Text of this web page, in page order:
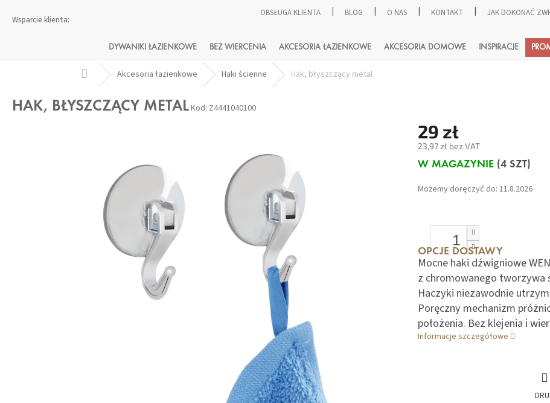
OBSŁUGA KLIENTA BLOG O NAS KONTAKT JAK DOKONAĆ
DYWANIKI ŁAZIENKOWE BEZ WIERCENIA AKCESORIA ŁAZIENKOWE AKCESORIA DOMOWE INSPIRACJE
Home Akcesoria łazienkowe Haki ścienne Hak, błyszczący metal
HAK, BŁYSZCZĄCY METALKod: Z4441040100
29 zł
23,97 zł bez VAT
Cena
W MAGAZYNIE (4 SZT)
Możemy doręczyć do: 11.8.2026
OPCJE DOSTAWY
Mocne haki dźwigniowe
z chromowanego tworzywa
Haczyki niezawodnie
Poręczny mechanizm
położenia. Bez klejenia i
Informacje szczegółowe